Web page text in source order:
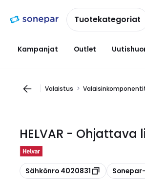
navigointiinsisältöönTuotekategoriat
Kampanjat Outlet
Valaistus
HELVAR - Ohjattava
Kopioi
Sähkönro 4020831 Kopioi